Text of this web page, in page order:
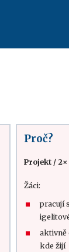
Proč?
Projekt/ 2×
Žáci:
pracují
aktivně
kde žijí